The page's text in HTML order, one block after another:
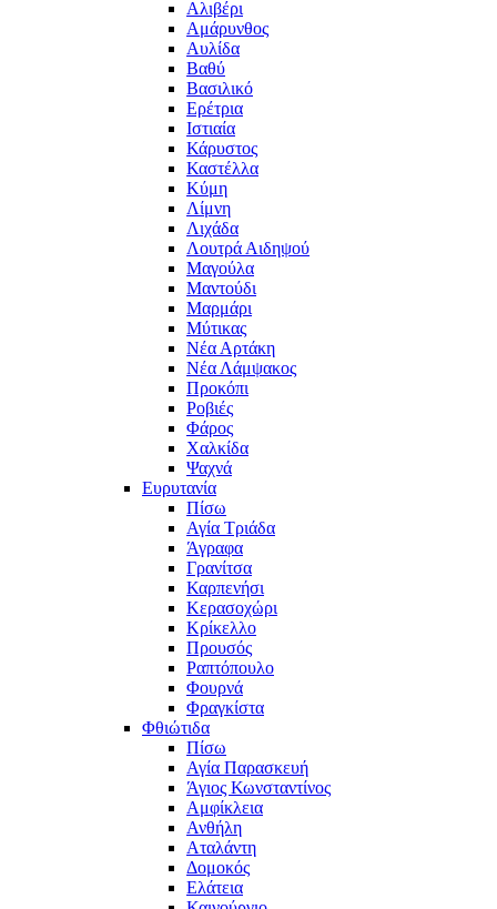
Αλιβέρι
Αμάρυνθος
Αυλίδα
Βαθύ
Βασιλικό
Ερέτρια
Ιστιαία
Κάρυστος
Καστέλλα
Κύμη
Λίμνη
Λιχάδα
Λουτρά Αιδηψού
Μαγούλα
Μαντούδι
Μαρμάρι
Μύτικας
Νέα Αρτάκη
Νέα Λάμψακος
Προκόπι
Ροβιές
Φάρος
Χαλκίδα
Ψαχνά
Ευρυτανία
Πίσω
Αγία Τριάδα
Άγραφα
Γρανίτσα
Καρπενήσι
Κερασοχώρι
Κρίκελλο
Προυσός
Ραπτόπουλο
Φουρνά
Φραγκίστα
Φθιώτιδα
Πίσω
Αγία Παρασκευή
Άγιος Κωνσταντίνος
Αμφίκλεια
Ανθήλη
Αταλάντη
Δομοκός
Ελάτεια